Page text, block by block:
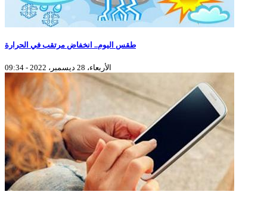
طقس اليوم.. انخفاض مرتقب في الحرارة
الأربعاء، 28 ديسمبر، 2022 - 09:34